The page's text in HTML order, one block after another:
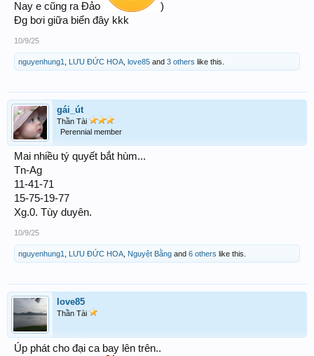
Nay e cũng ra Đảo
)
Đg bơi giữa biển đây kkk
10/9/25
nguyenhung1 LƯU ĐỨC HOA love85 and 3 others like this.
gái_út
Thần Tài
Perennial member
Mai nhiều tý quyết bắt hùm...
Tn-Ag
11-41-71
15-75-19-77
Xg.0. Tùy duyên.
10/9/25
nguyenhung1 LƯU ĐỨC HOA Nguyệt Bằng and 6 others like this.
love85
Thần Tài
Úp phát cho đại ca bay lên trên..